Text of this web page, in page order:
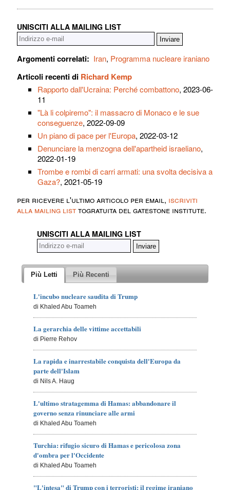
UNISCITI ALLA MAILING LIST
Argomenti correlati: Iran, Programma nucleare iraniano
Articoli recenti di Richard Kemp
Rapporto dall'Ucraina: Perché combattono, 2023-06-
11
"Là li colpiremo": il massacro di Monaco e le sue
conseguenze, 2022-09-09
Un piano di pace per l'Europa, 2022-03-12
Denunciare la menzogna dell'apartheid israeliano,
2022-01-19
Trombe e rombi di carri armati: una svolta decisiva a
Gaza?, 2021-05-19
per ricevere l'ultimo articolo per email, iscriviti
alla mailing listtogratuita del gatestone institute.
UNISCITI ALLA MAILING LIST
Più Letti Più Recenti
L'incubo nucleare saudita di Trump
di Khaled Abu Toameh
La gerarchia delle vittime accettabili
di Pierre Rehov
La rapida e inarrestabile conquista dell'Europa da
parte dell'Islam
di Nils A. Haug
L'ultimo stratagemma di Hamas: abbandonare il
governo senza rinunciare alle armi
di Khaled Abu Toameh
Turchia: rifugio sicuro di Hamas e pericolosa zona
d'ombra per l'Occidente
di Khaled Abu Toameh
"L'intesa" di Trump con i terroristi: il regime iraniano